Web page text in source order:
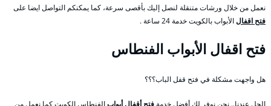
نعمل من خلال ورشات متنقلة لنصل إليك بأقصى سرعة، كما يمكنكم التواصل ايضا على
فتح اقفالالأبواب بالكويت خدمة 24 ساعة .
فتح اقفال الأبواب الفنطاس
هل واجهت مشكلة في فتح قفل الباب؟؟؟
الحل عندنا.. نحن نوفر لك أفضل خدمةفتح أقفال أبوابالفنطاس الكويت كما نعمل من